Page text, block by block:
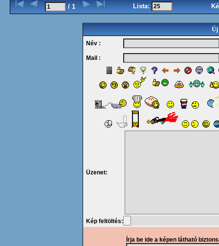
/ 1 Lista:
Új
Név :
Mail :
Üzenet:
Kép feltöltés:
Írja be ide a képen látható